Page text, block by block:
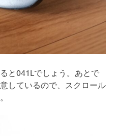
と041Lでしょう。あとで
しているので、スクロール